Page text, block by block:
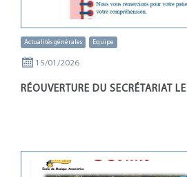
Actualités générales Equipe
15/01/2026
RÉOUVERTURE DU SECRÉTARIAT